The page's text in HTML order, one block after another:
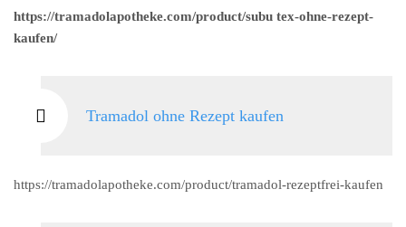
https://tramadolapotheke.com/product/subu tex-ohne-rezept-
kaufen/
Tramadol ohne Rezept kaufen
https://tramadolapotheke.com/product/tramadol-rezeptfrei-kaufen